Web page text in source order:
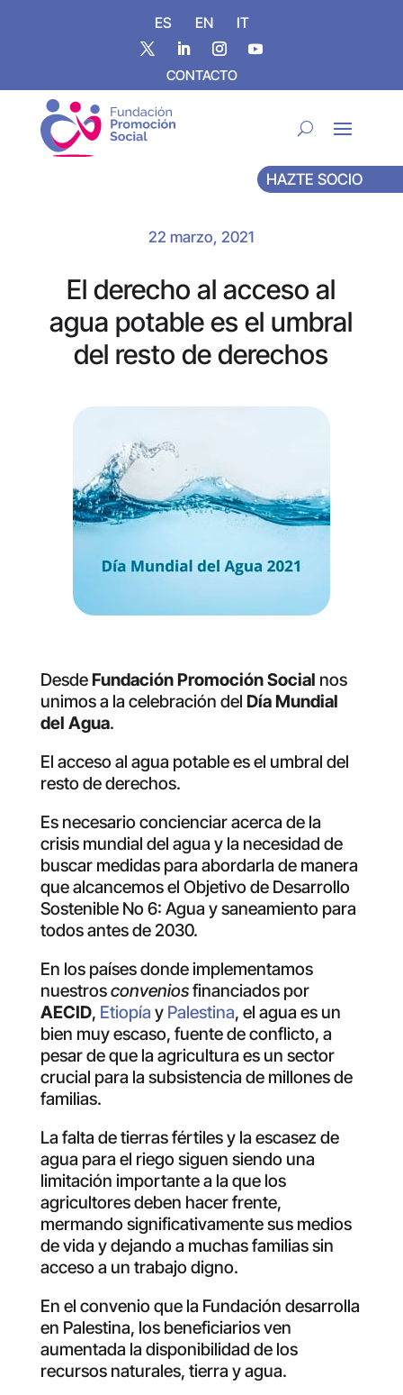
ES EN IT
CONTACTO
HAZTE SOCIO
22 marzo, 2021
El derecho al acceso al
agua potable es el umbral
del resto de derechos
DesdeFundación Promoción Social nos
unimos a la celebración del Día Mundial
del Agua.
El acceso al agua potable es el umbral del
resto de derechos.
Es necesario concienciar acerca de la
crisis mundial del agua y la necesidad de
buscar medidas para abordarla de manera
que alcancemos el Objetivo de Desarrollo
Sostenible No 6: Agua y saneamiento para
todos antes de 2030.
En los países donde implementamos
nuestrosconveniosfinanciados por
AECID, Etiopía y Palestina, el agua es un
bien muy escaso, fuente de conflicto, a
pesar de que la agricultura es un sector
crucial para la subsistencia de millones de
familias.
La falta de tierras fértiles y la escasez de
agua para el riego siguen siendo una
limitación importante a la que los
agricultores deben hacer frente,
mermando significativamente sus medios
de vida y dejando a muchas familias sin
acceso a un trabajo digno.
En el convenio que la Fundación desarrolla
en Palestina, los beneficiarios ven
aumentada la disponibilidad de los
recursos naturales, tierra y agua.